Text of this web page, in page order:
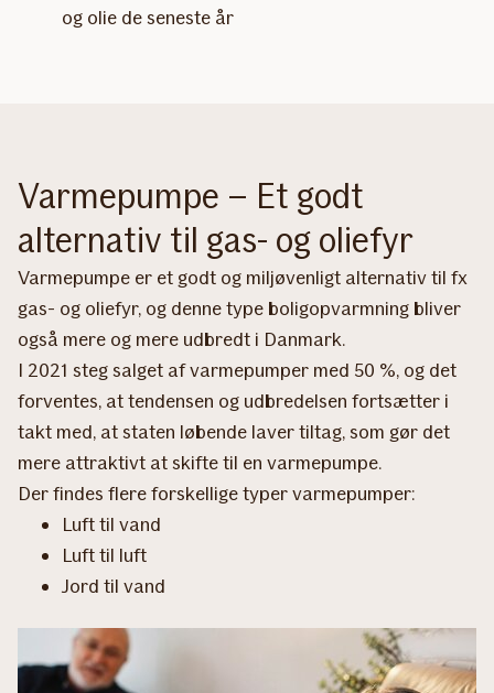
og olie de seneste år
Varmepumpe – Et godt
alternativ til gas- og oliefyr
Varmepumpe er et godt og miljøvenligt alternativ til fx
gas- og oliefyr, og denne type boligopvarmning bliver
også mere og mere udbredt i Danmark.
I 2021 steg salget af varmepumper med 50 %, og det
forventes, at tendensen og udbredelsen fortsætter i
takt med, at staten løbende laver tiltag, som gør det
mere attraktivt at skifte til en varmepumpe.
Der findes flere forskellige typer varmepumper:
Luft til vand
Luft til luft
Jord til vand